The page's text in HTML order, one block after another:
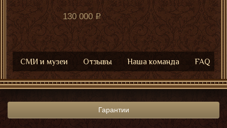
130 000
СМИ и музеи Отзывы Наша команда FAQ
Гарантии